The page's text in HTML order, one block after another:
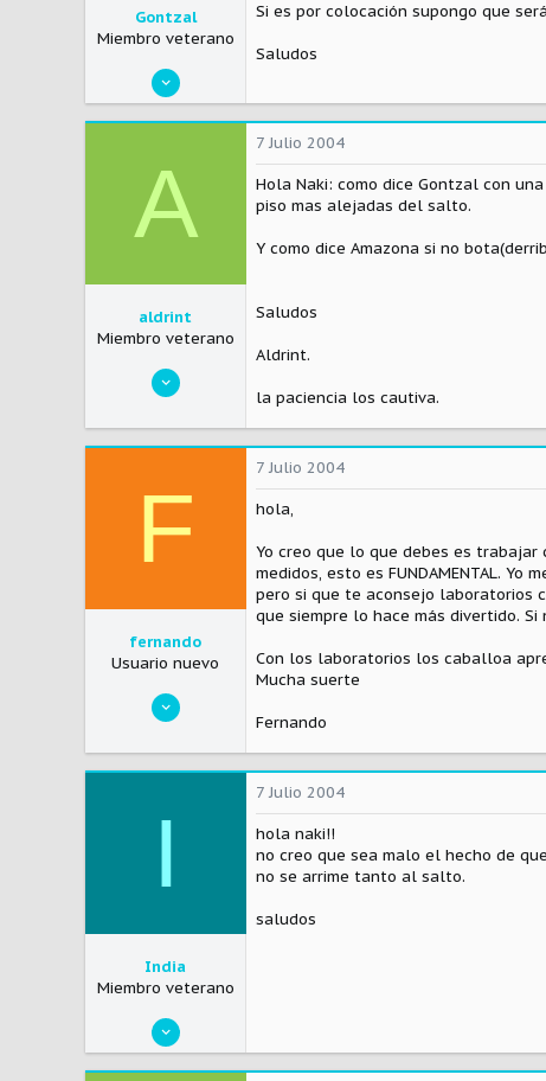
Gontzal
Miembro veterano
26 Febrero 2003
2.391
Visitar el sitio
Si es por colocación supongo que
Saludos
A
aldrint
Miembro veterano
23 Octubre 2003
Visitar el sitio
7 Julio 2004
Hola Naki: como dice Gontzal con
piso mas alejadas del salto.
Y como dice Amazona si no
Saludos
Aldrint.
la paciencia los cautiva.
F
fernando
Usuario nuevo
7 Julio 2004
Visitar el sitio
7 Julio 2004
hola,
Yo creo que lo que debes es
medidos, esto es FUNDAMENTAL.
pero si que te aconsejo laboratorios
que siempre lo hace más divertido.
Con los laboratorios los caballoa
Mucha suerte
Fernando
I
India
Miembro veterano
10 Enero 2004
216
7 Julio 2004
hola naki!!
no creo que sea malo el hecho de
no se arrime tanto al salto.
saludos